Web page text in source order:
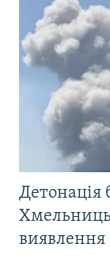
Детонація
виявлення